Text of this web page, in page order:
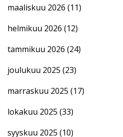
maaliskuu 2026 (11)
helmikuu 2026 (12)
tammikuu 2026 (24)
joulukuu 2025 (23)
marraskuu 2025 (17)
lokakuu 2025 (33)
syyskuu 2025 (10)